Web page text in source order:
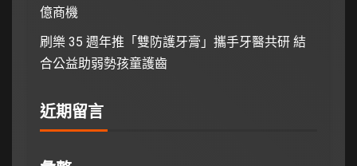
億商機
刷樂 35 週年推「雙防護牙膏」攜手牙醫共研 結
合公益助弱勢孩童護齒
近期留言